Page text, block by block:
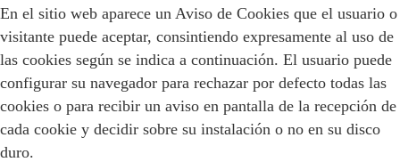
En el sitio web aparece un Aviso de Cookies que el usuario o
visitante puede aceptar, consintiendo expresamente al uso de
las cookies según se indica a continuación. El usuario puede
configurar su navegador para rechazar por defecto todas las
cookies o para recibir un aviso en pantalla de la recepción de
cada cookie y decidir sobre su instalación o no en su disco
duro.